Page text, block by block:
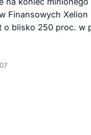
Finansowych
blisko 250 proc. w